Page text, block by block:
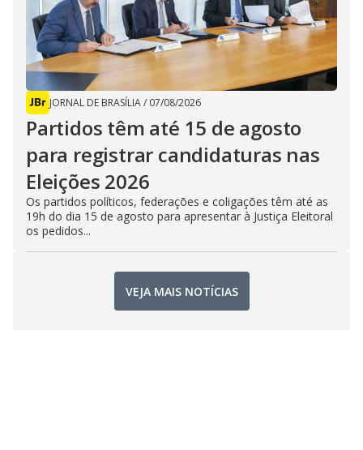
JORNAL DE BRASÍLIA/ 07/08/2026
Partidos têm até 15 de agosto
para registrar candidaturas nas
Eleições 2026
Os partidos políticos, federações e coligações têm até as
19h do dia 15 de agosto para apresentar à Justiça Eleitoral
os pedidos...
VEJA MAIS NOTÍCIAS